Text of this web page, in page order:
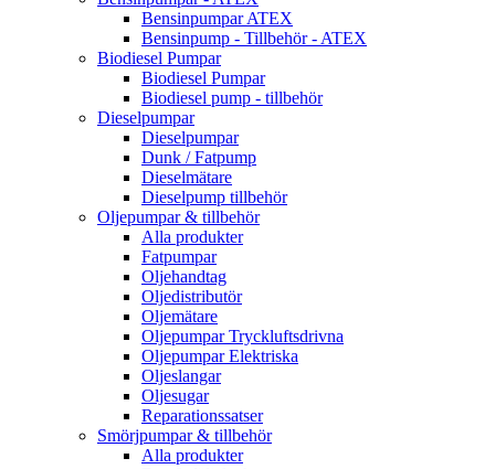
Bensinpumpar ATEX
Bensinpump - Tillbehör - ATEX
Biodiesel Pumpar
Biodiesel Pumpar
Biodiesel pump - tillbehör
Dieselpumpar
Dieselpumpar
Dunk / Fatpump
Dieselmätare
Dieselpump tillbehör
Oljepumpar & tillbehör
Alla produkter
Fatpumpar
Oljehandtag
Oljedistributör
Oljemätare
Oljepumpar Tryckluftsdrivna
Oljepumpar Elektriska
Oljeslangar
Oljesugar
Reparationssatser
Smörjpumpar & tillbehör
Alla produkter